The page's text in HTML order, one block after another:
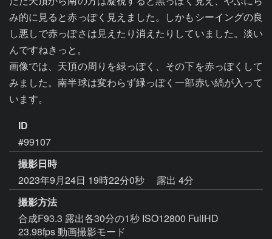
み的に見ると赤っぽく見えました。しかもシーイングの良
し悪しで赤っぽさは見えたり消えたりしていました。淡い
んですねきっと。
画像では、天頂の周りを緑っぽく、その下を赤っぽくして
みました。南半球は変わらず緑っぽく一部赤い縞が入って
います。
ID
#99107
撮影日時
2023年9月24日 19時22分0秒
露出 4分
撮影方法
合成F93.3 露出各30分の1秒 ISO12800 FullHD
23.98fps 動画撮影モード